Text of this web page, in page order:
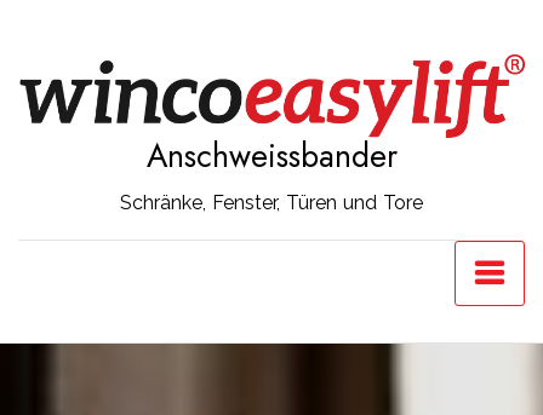
Anschweissbander
Schränke, Fenster, Türen und Tore